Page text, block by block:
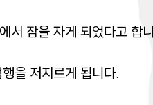
서 잠을 자게 되었다고 합
을 저지르게 됩니다.